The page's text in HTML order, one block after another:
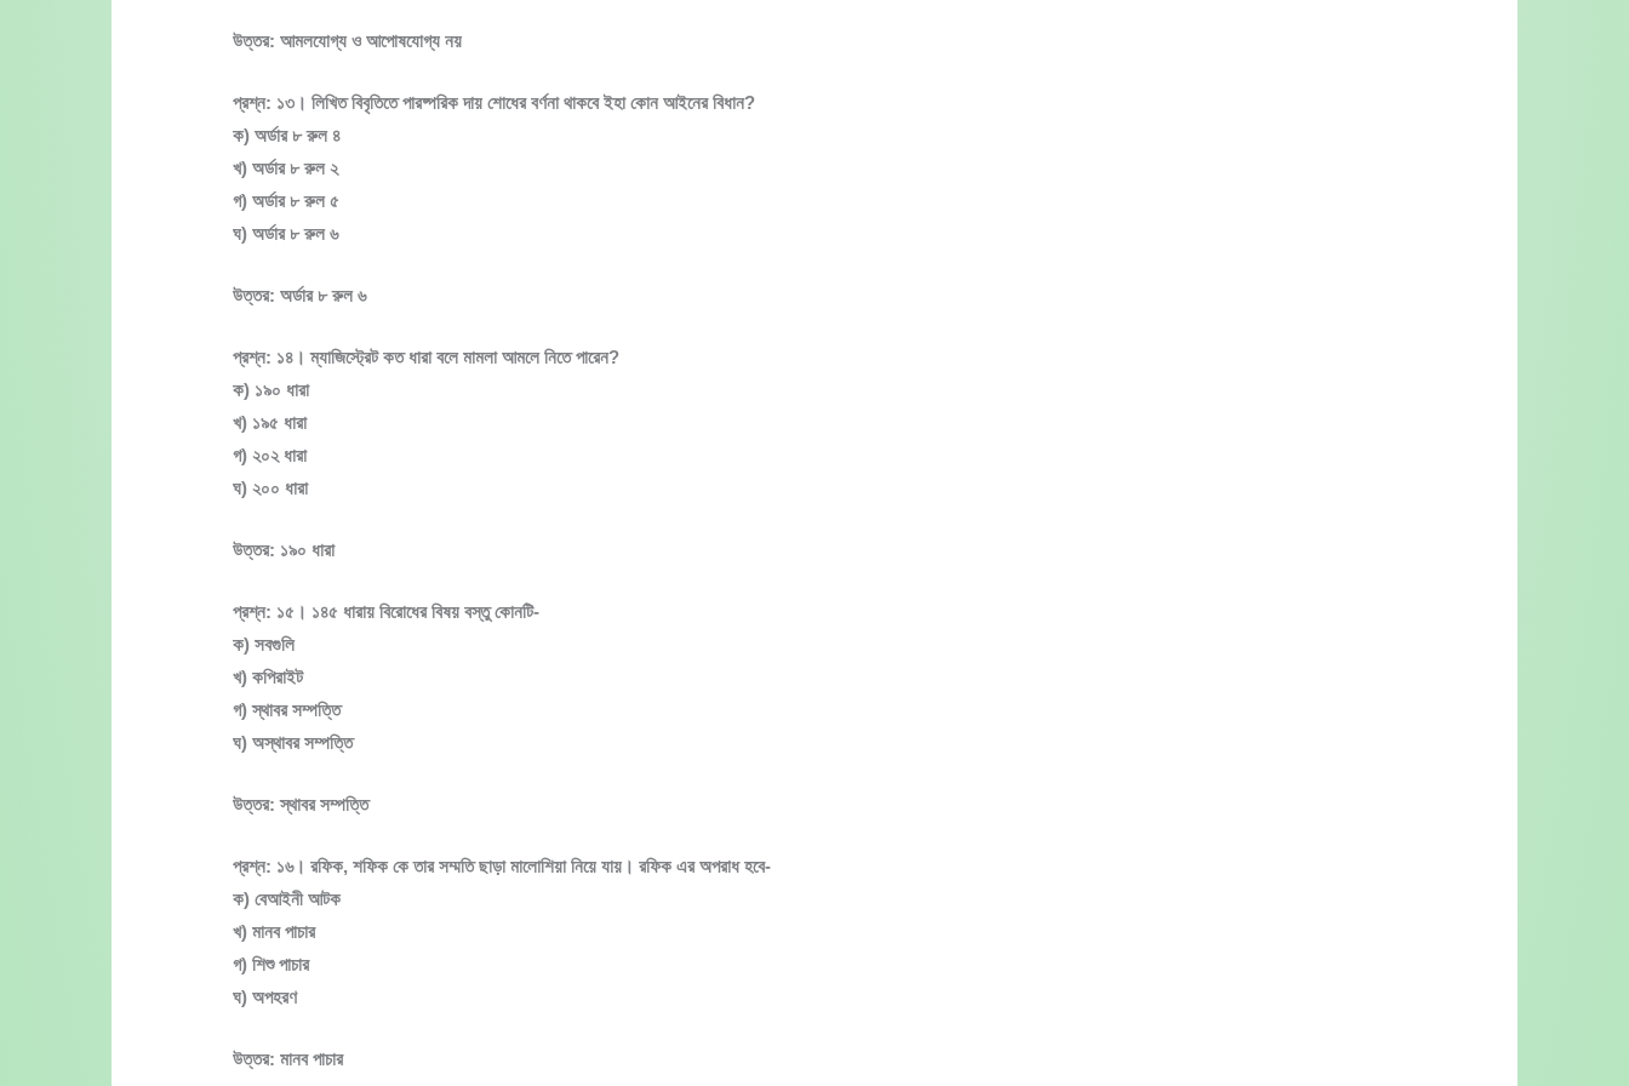
উত্তর: আমলযোগ্য ও আপোষযোগ্য নয়
প্রশ্ন: ১৩। লিখিত বিবৃতিতে পারষ্পরিক দায় শোধের বর্ণনা থাকবে ইহা কোন আইনের বিধান?
ক) অর্ডার ৮ রুল ৪
খ) অর্ডার ৮ রুল ২
গ) অর্ডার ৮ রুল ৫
ঘ) অর্ডার ৮ রুল ৬
উত্তর: অর্ডার ৮ রুল ৬
প্রশ্ন: ১৪। ম্যাজিস্ট্রেট কত ধারা বলে মামলা আমলে নিতে পারেন?
ক) ১৯০ ধারা
খ) ১৯৫ ধারা
গ) ২০২ ধারা
ঘ) ২০০ ধারা
উত্তর: ১৯০ ধারা
প্রশ্ন: ১৫। ১৪৫ ধারায় বিরোধের বিষয় বস্তু কোনটি-
ক) সবগুলি
খ) কপিরাইট
গ) স্থাবর সম্পত্তি
ঘ) অস্থাবর সম্পত্তি
উত্তর: স্থাবর সম্পত্তি
প্রশ্ন: ১৬। রফিক, শফিক কে তার সম্মতি ছাড়া মালোশিয়া নিয়ে যায়। রফিক এর অপরাধ হবে-
ক) বেআইনী আটক
খ) মানব পাচার
গ) শিশু পাচার
ঘ) অপহরণ
উত্তর: মানব পাচার